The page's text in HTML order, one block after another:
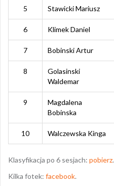
5 Stawicki Mariusz
6 Klimek Daniel
7 Bobinski Artur
8
Golasinski
Waldemar
9
Magdalena
Bobinska
10 Walczewska Kinga
Klasyfikacja po 6 sesjach: pobierz.
Kilka fotek: facebook.